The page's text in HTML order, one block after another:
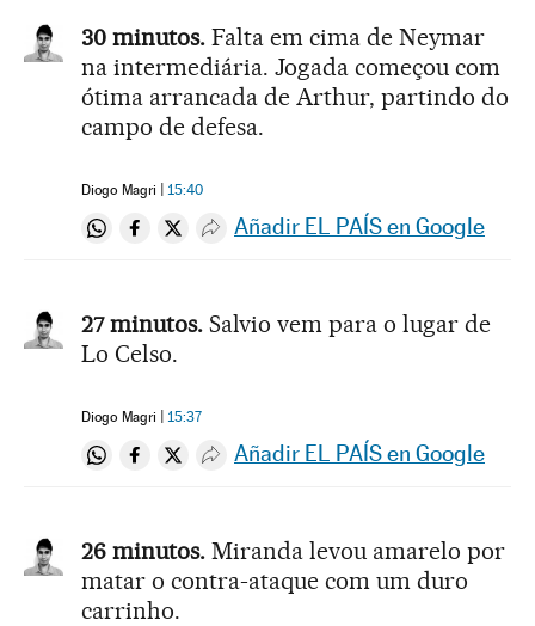
30 minutos. Falta em cima de Neymar
na intermediária. Jogada começou com
ótima arrancada de Arthur, partindo do
campo de defesa.
Diogo Magri 15:40
Compartir en Whatsapp
Compartir en Facebook
Compartir en Twitter
Desplegar Redes Sociales
Añadir EL PAÍS en Google
27 minutos. Salvio vem para o lugar de
Lo Celso.
Diogo Magri 15:37
Compartir en Whatsapp
Compartir en Facebook
Compartir en Twitter
Desplegar Redes Sociales
Añadir EL PAÍS en Google
26 minutos. Miranda levou amarelo por
matar o contra-ataque com um duro
carrinho.